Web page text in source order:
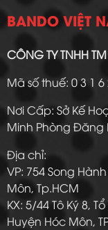
BANDO VIỆT
CÔNG TY TNHH
Mã số thuế: 0 3 1
Nơi Cấp: Sở Kế
Minh Phòng Đăng
Địa chỉ:
VP: 754 Song
Môn, Tp.HCM
KX: 5/44 Tô Ký 8,
Huyện Hóc Môn,